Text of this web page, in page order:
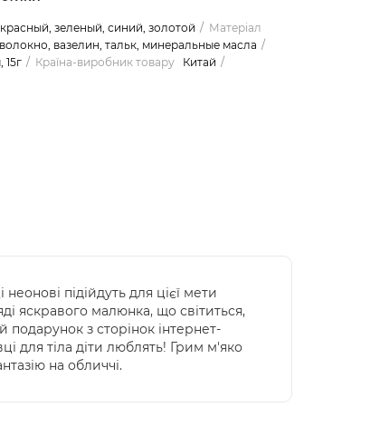
зеленый, синий, золотой
Матеріал
вазелин, тальк, минеральные масла
15г Країна-виробник товару Китай
підійдуть для цієї мети
яскравого малюнка, що світиться,
подарунок з сторінок інтернет-
для тіла діти люблять! Грим м'яко
на обличчі.